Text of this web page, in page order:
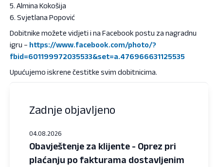
5. Almina Kokošija
6. Svjetlana Popović
Dobitnike možete vidjeti i na Facebook postu za nagradnu
igru – https://www.facebook.com/photo/?
fbid=601199972035533&set=a.476966631125535
Upućujemo iskrene čestitke svim dobitnicima.
Zadnje objavljeno
04.08.2026
Obavještenje za klijente - Oprez pri
plaćanju po fakturama dostavljenim